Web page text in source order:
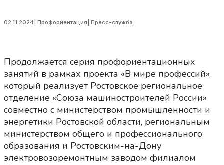
02.11.2024 Профориентация Пресс-служба
Продолжается серия профориентационных
занятий в рамках проекта «В мире профессий»,
который реализует Ростовское региональное
отделение «Союза машиностроителей России»
совместно с министерством промышленности и
энергетики Ростовской области, региональным
министерством общего и профессионального
образования и Ростовским-на-Дону
электровозоремонтным заводом филиалом